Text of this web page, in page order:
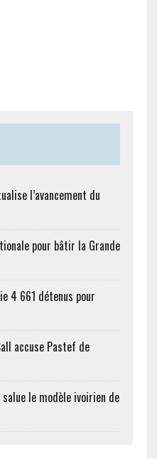
l’avancement du
pour bâtir la Grande
4 661 détenus pour
accuse Pastef de
le modèle ivoirien de